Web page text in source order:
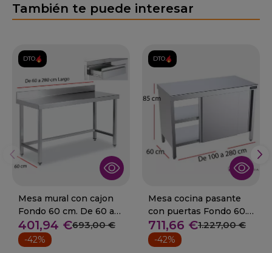
También te puede interesar
DTO.
Mesa mural con cajon
Fondo 60 cm. De 60 a
280 cm
401,94 €693,00 €
-42%
DTO.
Mesa cocina pasante
con puertas Fondo 60.
Desde 100 a 280 cm
711,66 €1.227,00 €
-42%